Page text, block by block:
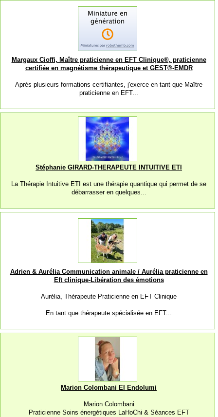
Margaux Cioffi, Maître praticienne en EFT Clinique®, praticienne
certifiée en magnétisme thérapeutique et GEST®-EMDR
Après plusieurs formations certifiantes, j'exerce en tant que Maître
praticienne en EFT...
Stéphanie GIRARD-THERAPEUTE INTUITIVE ETI
La Thérapie Intuitive ETI est une thérapie quantique qui permet de se
débarrasser en quelques...
Adrien & Aurélia Communication animale / Aurélia praticienne en
Eft clinique-Libération des émotions
Aurélia, Thérapeute Praticienne en EFT Clinique
En tant que thérapeute spécialisée en EFT...
Marion Colombani EI Endolumi
Marion Colombani
Praticienne Soins énergétiques LaHoChi & Séances EFT